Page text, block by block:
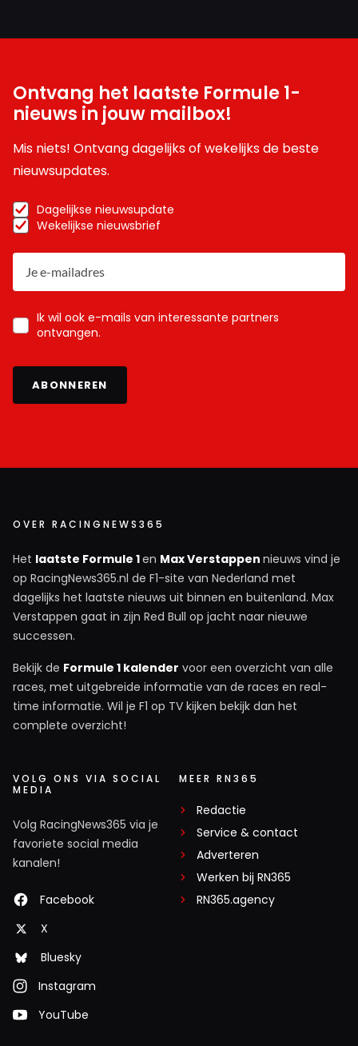
Ontvang het laatste Formule 1-
nieuws in jouw mailbox!
Mis niets! Ontvang dagelijks of wekelijks de beste
nieuwsupdates.
Dagelijkse nieuwsupdate
Wekelijkse nieuwsbrief
Ik wil ook e-mails van interessante partners
ontvangen.
ABONNEREN
OVER RACINGNEWS365
Het laatste Formule 1en Max Verstappen nieuws vind je
op RacingNews365.nl de F1-site van Nederland met
dagelijks het laatste nieuws uit binnen en buitenland. Max
Verstappen gaat in zijn Red Bull op jacht naar nieuwe
successen.
Bekijk de Formule 1 kalender voor een overzicht van alle
races, met uitgebreide informatie van de races en real-
time informatie. Wil je F1 op TV kijken bekijk dan het
complete overzicht!
VOLG ONS VIA SOCIAL
MEDIA
Volg RacingNews365 via je
favoriete social media
kanalen!
Facebook
X
Bluesky
Instagram
YouTube
MEER RN365
Redactie
Service & contact
Adverteren
Werken bij RN365
RN365.agency